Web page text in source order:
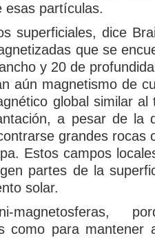
esas partículas.
superficiales, dice
que se
y 20 de
aún magnetismo de
global similar al
a pesar de la
grandes rocas
Estos campos
partes de la
solar.
magnetosferas,
como para mantener